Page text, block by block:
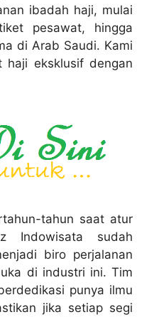
ibadah haji, mulai
pesawat, hingga
di Arab Saudi. Kami
haji eksklusif dengan
tahun saat atur
Indowisata sudah
biro perjalanan
di industri ini. Tim
punya ilmu
jika setiap segi